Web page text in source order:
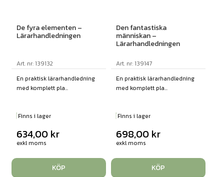
De fyra elementen –
Lärarhandledningen
Art. nr: 139132
En praktisk lärarhandledning
med komplett pla...
Finns i lager
634,00 kr
exkl moms
KÖP
Den fantastiska
människan –
Lärarhandledningen
Art. nr: 139147
En praktisk lärarhandledning
med komplett pla...
Finns i lager
698,00 kr
exkl moms
KÖP